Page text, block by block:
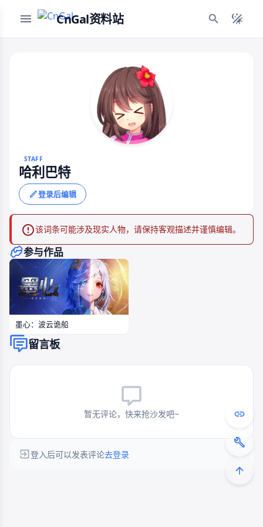
CnGal资料站
STAFF
哈利巴特
登录后编辑
该词条可能涉及现实人物，请保持客观描述并谨慎编辑。
参与作品
墨心：波云诡船
留言板
暂无评论，快来抢沙发吧~
登入后可以发表评论去登录